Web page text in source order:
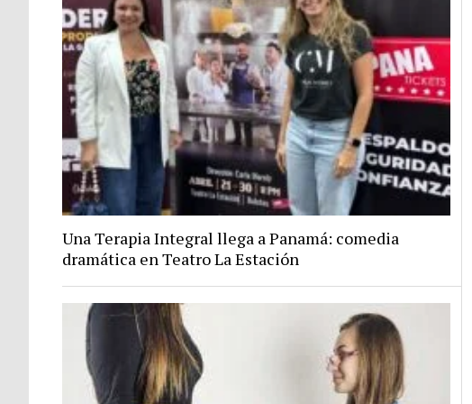
Una Terapia Integral llega a Panamá: comedia
dramática en Teatro La Estación